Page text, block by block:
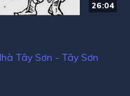
26:04
Tây Sơn - Tây Sơn